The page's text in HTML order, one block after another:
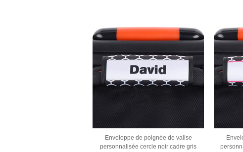
Enveloppe de poignée de valise
personnalisée cercle noir cadre gris